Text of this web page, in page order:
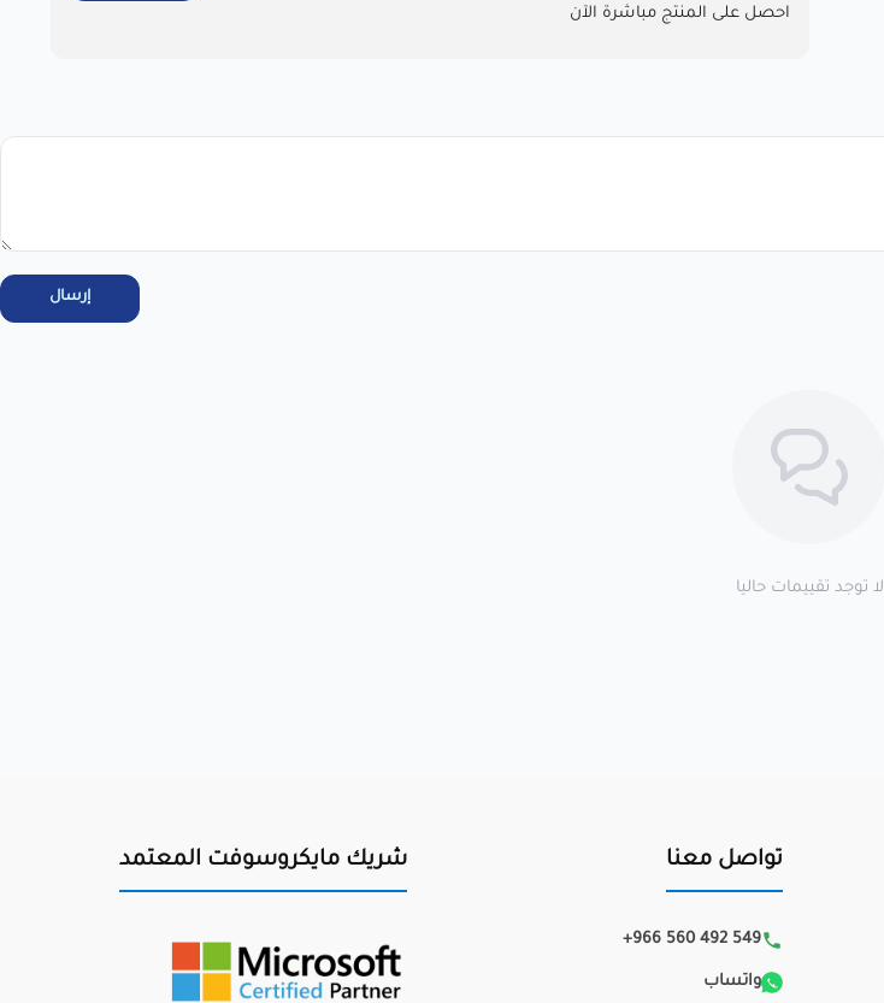
احصل على المنتج مباشرة الآن
إرسال
لا توجد تقييمات حاليا
تواصل معنا
+966 560 492 549
واتساب
شريك مايكروسوفت المعتمد